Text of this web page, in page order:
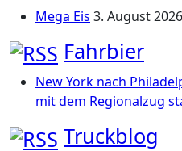
Mega Eis 3. August 2026
Fahrbier
New York nach
mit dem Regionalzug
Truckblog